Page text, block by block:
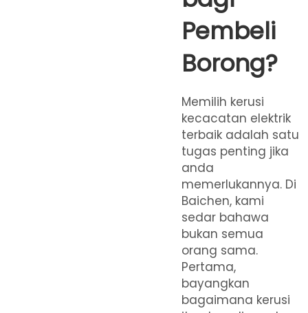
Pembeli
Borong?
Memilih kerusi
kecacatan elektrik
terbaik adalah satu
tugas penting jika
anda
memerlukannya. Di
Baichen, kami
sedar bahawa
bukan semua
orang sama.
Pertama,
bayangkan
bagaimana kerusi